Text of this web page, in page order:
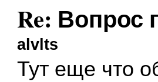
Re: Вопрос
alvlts
Тут еще что